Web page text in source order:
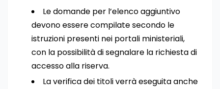
Le domande per l’elenco aggiuntivo
devono essere compilate secondo le
istruzioni presenti nei portali ministeriali,
con la possibilità di segnalare la richiesta di
accesso alla riserva.
La verifica dei titoli verrà eseguita anche